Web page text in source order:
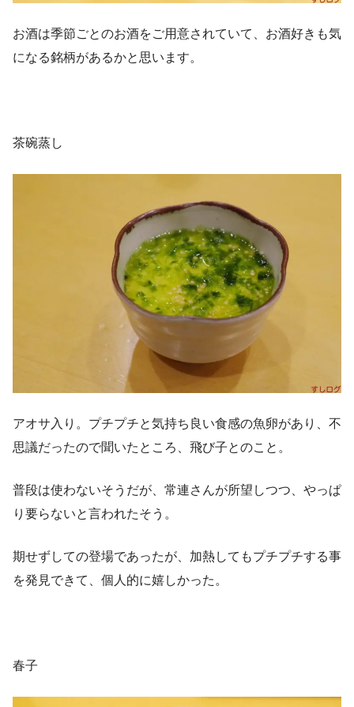
お酒は季節ごとのお酒をご用意されていて、お酒好きも気
になる銘柄があるかと思います。
茶碗蒸し
アオサ入り。プチプチと気持ち良い食感の魚卵があり、不
思議だったので聞いたところ、飛び子とのこと。
普段は使わないそうだが、常連さんが所望しつつ、やっぱ
り要らないと言われたそう。
期せずしての登場であったが、加熱してもプチプチする事
を発見できて、個人的に嬉しかった。
春子